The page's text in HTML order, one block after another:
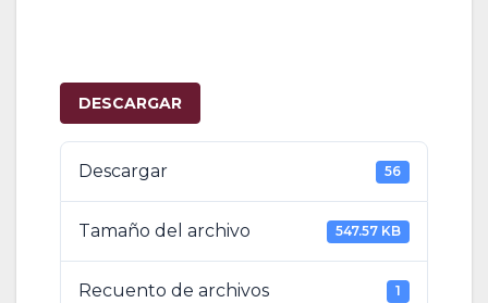
DESCARGAR
Descargar 56
Tamaño del archivo 547.57 KB
Recuento de archivos 1